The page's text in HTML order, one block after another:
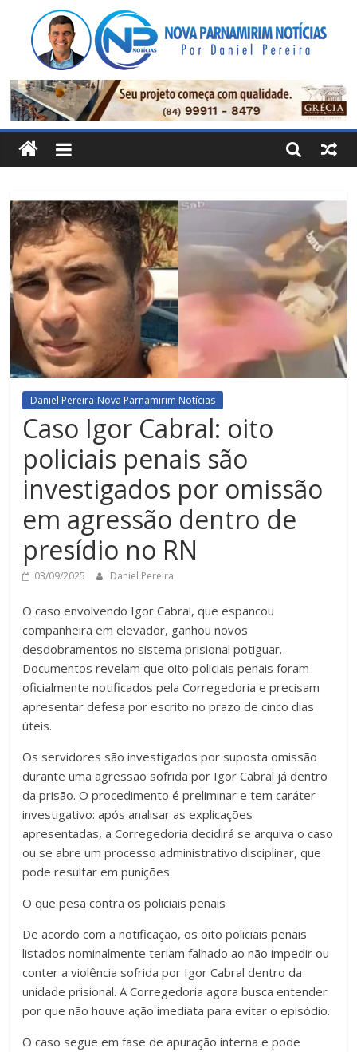
conteúdo
Nova
Parnamirim
Notícias
Por
Daniel
Pereira
Daniel Pereira-Nova Parnamirim Notícias
Caso Igor Cabral: oito
policiais penais são
investigados por omissão
em agressão dentro de
presídio no RN
03/09/2025 Daniel Pereira
O caso envolvendo Igor Cabral, que espancou
companheira em elevador, ganhou novos
desdobramentos no sistema prisional potiguar.
Documentos revelam que oito policiais penais foram
oficialmente notificados pela Corregedoria e precisam
apresentar defesa por escrito no prazo de cinco dias
úteis.
Os servidores são investigados por suposta omissão
durante uma agressão sofrida por Igor Cabral já dentro
da prisão. O procedimento é preliminar e tem caráter
investigativo: após analisar as explicações
apresentadas, a Corregedoria decidirá se arquiva o caso
ou se abre um processo administrativo disciplinar, que
pode resultar em punições.
O que pesa contra os policiais penais
De acordo com a notificação, os oito policiais penais
listados nominalmente teriam falhado ao não impedir ou
conter a violência sofrida por Igor Cabral dentro da
unidade prisional. A Corregedoria agora busca entender
por que não houve ação imediata para evitar o episódio.
O caso segue em fase de apuração interna e pode